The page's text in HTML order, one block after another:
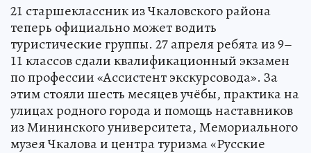
21 старшеклассник из Чкаловского района
теперь официально может водить
туристические группы. 27 апреля ребята из 9–
11 классов сдали квалификационный экзамен
по профессии «Ассистент экскурсовода». За
этим стояли шесть месяцев учёбы, практика на
улицах родного города и помощь наставников
из Мининского университета, Мемориального
музея Чкалова и центра туризма «Русские